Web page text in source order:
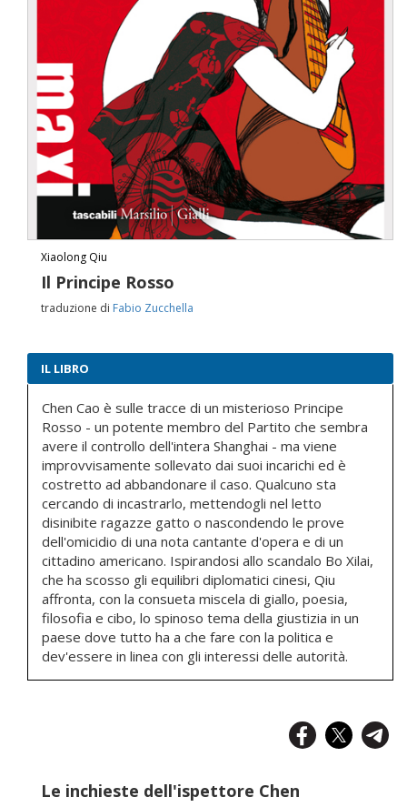
Xiaolong Qiu
Il Principe Rosso
traduzione di Fabio Zucchella
IL LIBRO
Chen Cao è sulle tracce di un misterioso Principe
Rosso - un potente membro del Partito che sembra
avere il controllo dell'intera Shanghai - ma viene
improvvisamente sollevato dai suoi incarichi ed è
costretto ad abbandonare il caso. Qualcuno sta
cercando di incastrarlo, mettendogli nel letto
disinibite ragazze gatto o nascondendo le prove
dell'omicidio di una nota cantante d'opera e di un
cittadino americano. Ispirandosi allo scandalo Bo Xilai,
che ha scosso gli equilibri diplomatici cinesi, Qiu
affronta, con la consueta miscela di giallo, poesia,
filosofia e cibo, lo spinoso tema della giustizia in un
paese dove tutto ha a che fare con la politica e
dev'essere in linea con gli interessi delle autorità.
Le inchieste dell'ispettore Chen